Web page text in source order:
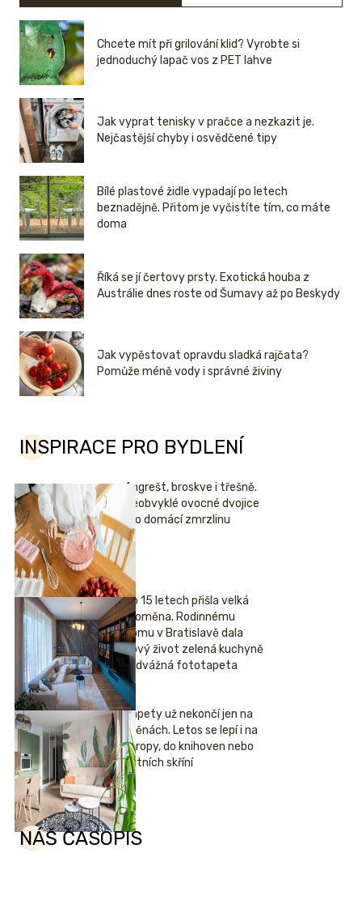
Chcete mít při grilování klid? Vyrobte si
jednoduchý lapač vos z PET lahve
Jak vyprat tenisky v pračce a nezkazit je.
Nejčastější chyby i osvědčené tipy
Bílé plastové židle vypadají po letech
beznadějně. Přitom je vyčistíte tím, co máte
doma
Říká se jí čertovy prsty. Exotická houba z
Austrálie dnes roste od Šumavy až po Beskydy
Jak vypěstovat opravdu sladká rajčata?
Pomůže méně vody i správné živiny
INSPIRACE PRO BYDLENÍ
Angrešt, broskve i třešně.
Neobvyklé ovocné dvojice
pro domácí zmrzlinu
Po 15 letech přišla velká
proměna. Rodinnému
domu v Bratislavě dala
nový život zelená kuchyně
i odvážná fototapeta
Tapety už nekončí jen na
stěnách. Letos se lepí i na
stropy, do knihoven nebo
šatních skříní
NÁŠ ČASOPIS